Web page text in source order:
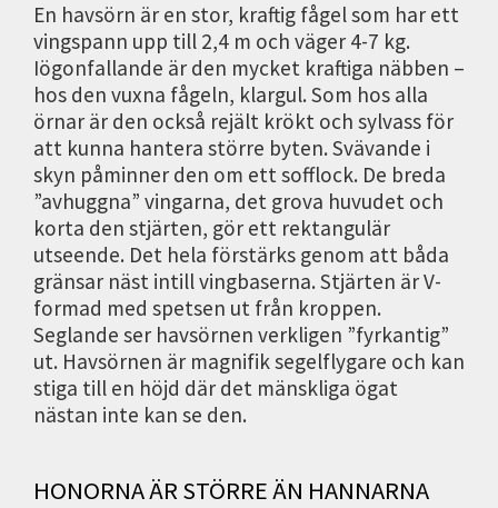
En havsörn är en stor, kraftig fågel som har ett
vingspann upp till 2,4 m och väger 4-7 kg.
Iögonfallande är den mycket kraftiga näbben –
hos den vuxna fågeln, klargul. Som hos alla
örnar är den också rejält krökt och sylvass för
att kunna hantera större byten. Svävande i
skyn påminner den om ett sofflock. De breda
”avhuggna” vingarna, det grova huvudet och
korta den stjärten, gör ett rektangulär
utseende. Det hela förstärks genom att båda
gränsar näst intill vingbaserna. Stjärten är V-
formad med spetsen ut från kroppen.
Seglande ser havsörnen verkligen ”fyrkantig”
ut. Havsörnen är magnifik segelflygare och kan
stiga till en höjd där det mänskliga ögat
nästan inte kan se den.
HONORNA ÄR STÖRRE ÄN HANNARNA